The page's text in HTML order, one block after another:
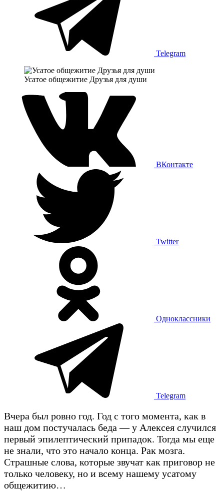
Telegram
Усатое общежитие Друзья для души
ВКонтакте
Twitter
Одноклассники
Telegram
Вчера был ровно год. Год с того момента, как в
наш дом постучалась беда — у Алексея случился
первый эпилептический припадок. Тогда мы еще
не знали, что это начало конца. Рак мозга.
Страшные слова, которые звучат как приговор не
только человеку, но и всему нашему усатому
общежитию…